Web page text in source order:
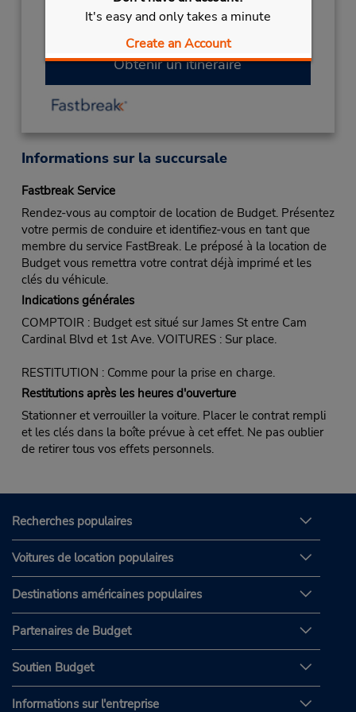
It's easy and only takes a minute
Create an Account
NEW YEARSJanuary 1 closed
Succursale avec boîte de dépôt des clés
Obtenir un itinéraire
Informations sur la succursale
Fastbreak Service
Rendez-vous au comptoir de location de Budget. Présentez
votre permis de conduire et identifiez-vous en tant que
membre du service FastBreak. Le préposé à la location de
Budget vous remettra votre contrat déjà imprimé et les
clés du véhicule.
Indications générales
COMPTOIR : Budget est situé sur James St entre Cam
Cardinal Blvd et 1st Ave. VOITURES : Sur place.
RESTITUTION : Comme pour la prise en charge.
Restitutions après les heures d'ouverture
Stationner et verrouiller la voiture. Placer le contrat rempli
et les clés dans la boîte prévue à cet effet. Ne pas oublier
de retirer tous vos effets personnels.
Recherches populaires
Voitures de location populaires
Destinations américaines populaires
Partenaires de Budget
Soutien Budget
Informations sur l'entreprise